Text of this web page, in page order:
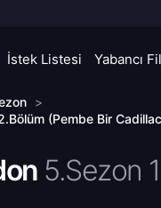
İstek Listesi Yabancı
>
(Pembe Bir
5.Sezon